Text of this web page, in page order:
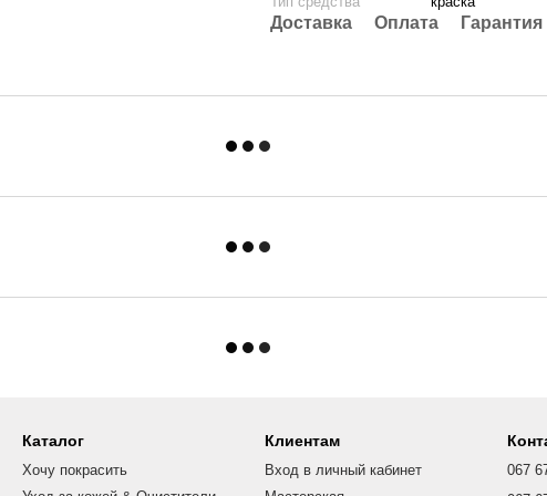
Доставка Оплата Гарантия
Каталог
Хочу покрасить
Клиентам
Вход в личный кабинет
067